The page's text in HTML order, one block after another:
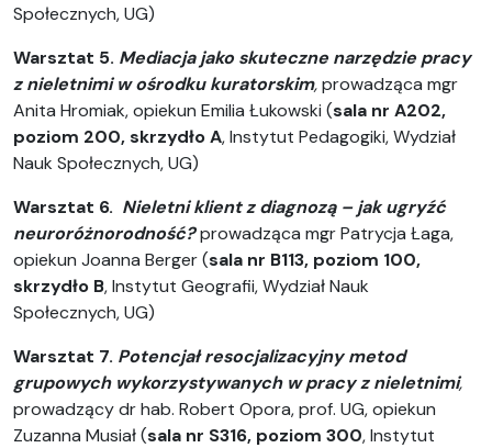
Społecznych, UG)
Warsztat 5. Mediacja jako skuteczne narzędzie pracy
z nieletnimi w ośrodku kuratorskim,prowadząca mgr
Anita Hromiak, opiekun Emilia Łukowski (sala nr A202,
poziom 200, skrzydło A, Instytut Pedagogiki, Wydział
Nauk Społecznych, UG)
Warsztat 6. Nieletni klient z diagnozą – jak ugryźć
neuroróżnorodność?prowadząca mgr Patrycja Łaga,
opiekun Joanna Berger (sala nr B113, poziom 100,
skrzydło B, Instytut Geografii, Wydział Nauk
Społecznych, UG)
Warsztat 7. Potencjał resocjalizacyjny metod
grupowych wykorzystywanych w pracy z nieletnimi,
prowadzący dr hab. Robert Opora, prof. UG, opiekun
Zuzanna Musiał (sala nr S316, poziom 300, Instytut